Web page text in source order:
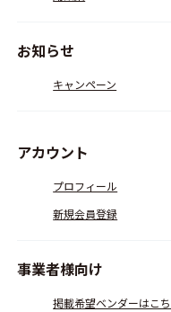
お知らせ
キャンペーン
アカウント
プロフィール
新規会員登録
事業者様向け
掲載希望ベンダーはこ